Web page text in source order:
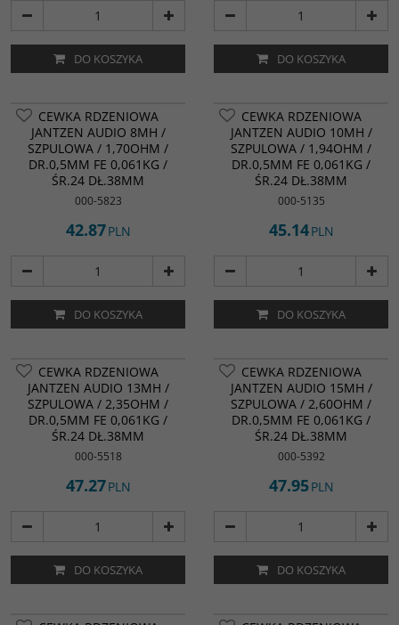
DO KOSZYKA DO KOSZYKA
CEWKA RDZENIOWA
JANTZEN AUDIO 8MH /
SZPULOWA / 1,70OHM /
DR.0,5MM FE 0,061KG /
ŚR.24 DŁ.38MM
000-5823
42.87PLN
DO KOSZYKA
CEWKA RDZENIOWA
JANTZEN AUDIO 10MH /
SZPULOWA / 1,94OHM /
DR.0,5MM FE 0,061KG /
ŚR.24 DŁ.38MM
000-5135
45.14PLN
DO KOSZYKA
CEWKA RDZENIOWA
JANTZEN AUDIO 13MH /
SZPULOWA / 2,35OHM /
DR.0,5MM FE 0,061KG /
ŚR.24 DŁ.38MM
000-5518
47.27PLN
DO KOSZYKA
CEWKA RDZENIOWA
JANTZEN AUDIO 15MH /
SZPULOWA / 2,60OHM /
DR.0,5MM FE 0,061KG /
ŚR.24 DŁ.38MM
000-5392
47.95PLN
DO KOSZYKA